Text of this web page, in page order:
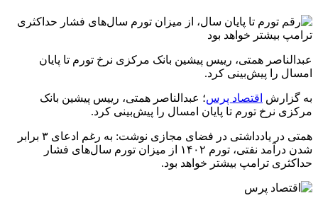
عبدالناصر همتی، رییس پیشین بانک مرکزی نرخ تورم تا پایان
امسال را پیش‌بینی کرد.
به گزارش اقتصاد پرس؛ عبدالناصر همتی، رییس پیشین بانک
مرکزی نرخ تورم تا پایان امسال را پیش‌بینی کرد.
همتی در یادداشتی در فضای مجازی نوشت: به رغم ادعای ۳ برابر
شدن درآمد نفتی، تورم ۱۴۰۲ از میزان تورم سال‌های فشار
حداکثری ترامپ بیشتر خواهد بود.